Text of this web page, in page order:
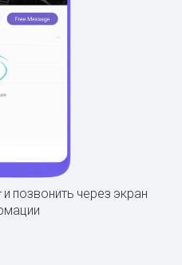
позвонить через экран